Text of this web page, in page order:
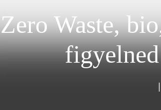
Zero Waste,